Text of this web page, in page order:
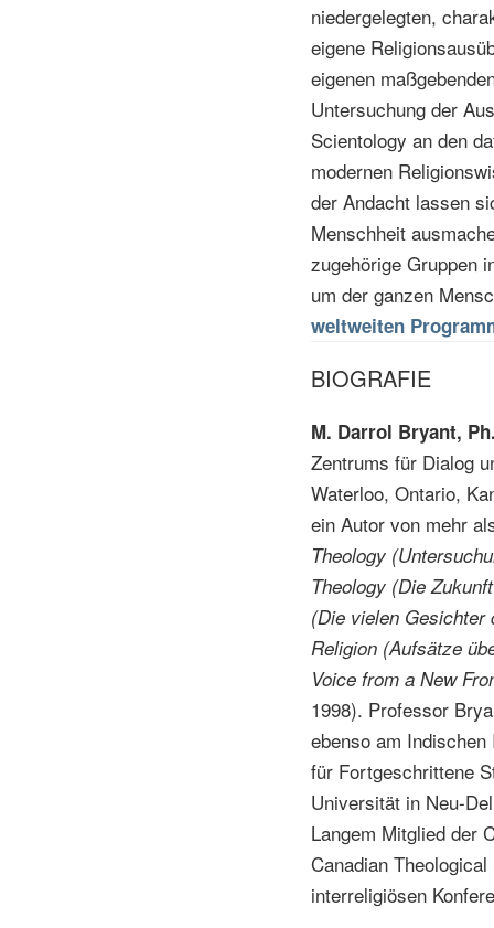
niedergelegten,
eigene
eigenen
Untersuchung der
Scientology an den
modernen
der Andacht lassen
Menschheit
zugehörige Gruppen
um der ganzen
weltweiten
BIOGRAFIE
M. Darrol Bryant,
Zentrums für Dialog
Waterloo, Ontario,
ein Autor von mehr
Theology
Theology (Die
(Die vielen Gesichter
Religion (Aufsätze
Voice from a New
1998). Professor
ebenso am
für Fortgeschrittene
Universität in Neu-
Langem Mitglied der
Canadian
interreligiösen